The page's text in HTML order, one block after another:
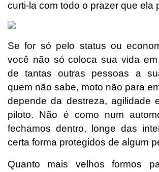
curti-la com todo o prazer que ela
Se for só pelo status ou
você não só coloca sua vida
de tantas outras pessoas a
quem não sabe, moto não para
depende da destreza, agilidade
piloto. Não é como num
fechamos dentro, longe das
certa forma protegidos de algum
Quanto mais velhos formos